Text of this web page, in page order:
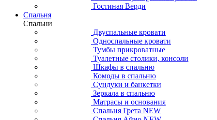
Гостиная Верди
Спальня
Спальни
Двуспальные кровати
Односпальные кровати
Тумбы прикроватные
Туалетные столики, консоли
Шкафы в спальню
Комоды в спальню
Сундуки и банкетки
Зеркала в спальню
Матрасы и основания
Спальня Грета NEW